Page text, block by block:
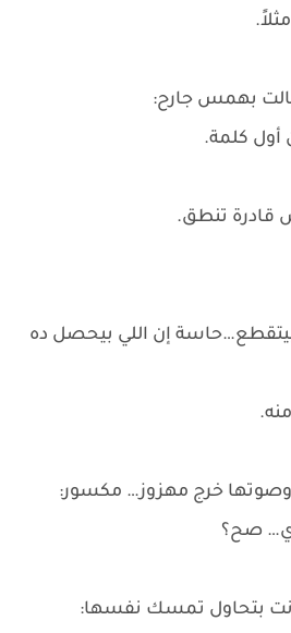
بهمس جارح:
كلمة.
قادرة تنطق.
إن اللي بيحصل ده
خرج مهزوز… مكسور:
صح؟
بتحاول تمسك نفسها: